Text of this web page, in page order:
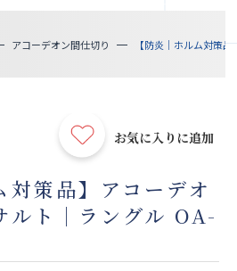
アコーデオン間仕切り 【防炎｜ホルム対策
お気に入りに追加
対策品】アコーデオ
ルト｜ラングル OA-